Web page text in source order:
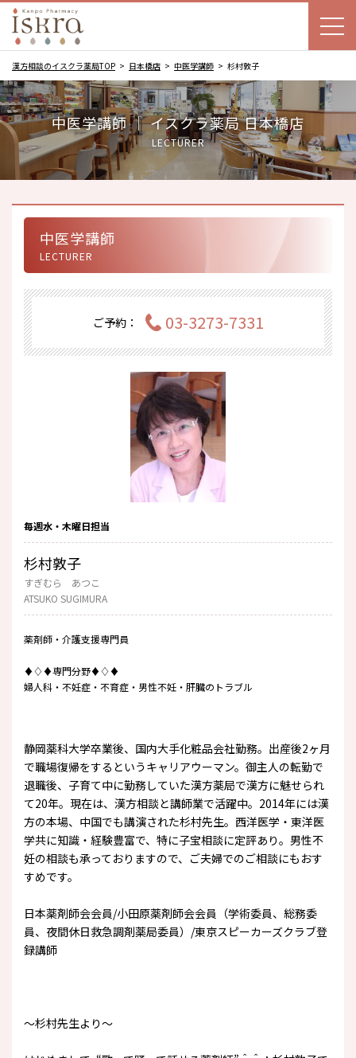
漢方相談のイスクラ薬局TOP 日本橋店 中医学講師 杉村敦子
中医学講師 ｜ イスクラ薬局 日本橋店
LECTURER
中医学講師
LECTURER
ご予約： 03-3273-7331
毎週水・木曜日担当
杉村敦子
すぎむら あつこ
ATSUKO SUGIMURA
薬剤師・介護支援専門員
♦♢♦専門分野♦♢♦
婦人科・不妊症・不育症・男性不妊・肝臓のトラブル
静岡薬科大学卒業後、国内大手化粧品会社勤務。出産後2ヶ月
で職場復帰をするというキャリアウーマン。御主人の転勤で
退職後、子育て中に勤務していた漢方薬局で漢方に魅せられ
て20年。現在は、漢方相談と講師業で活躍中。2014年には漢
方の本場、中国でも講演された杉村先生。西洋医学・東洋医
学共に知識・経験豊富で、特に子宝相談に定評あり。男性不
妊の相談も承っておりますので、ご夫婦でのご相談にもおす
すめです。
日本薬剤師会会員/小田原薬剤師会会員（学術委員、総務委
員、夜間休日救急調剤薬局委員）/東京スピーカーズクラブ登
録講師
～杉村先生より～